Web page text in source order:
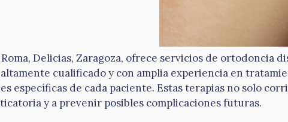
Delicias, Zaragoza, ofrece servicios de ortodoncia
cualificado y con amplia experiencia en
específicas de cada paciente. Estas terapias no solo
y a prevenir posibles complicaciones futuras.